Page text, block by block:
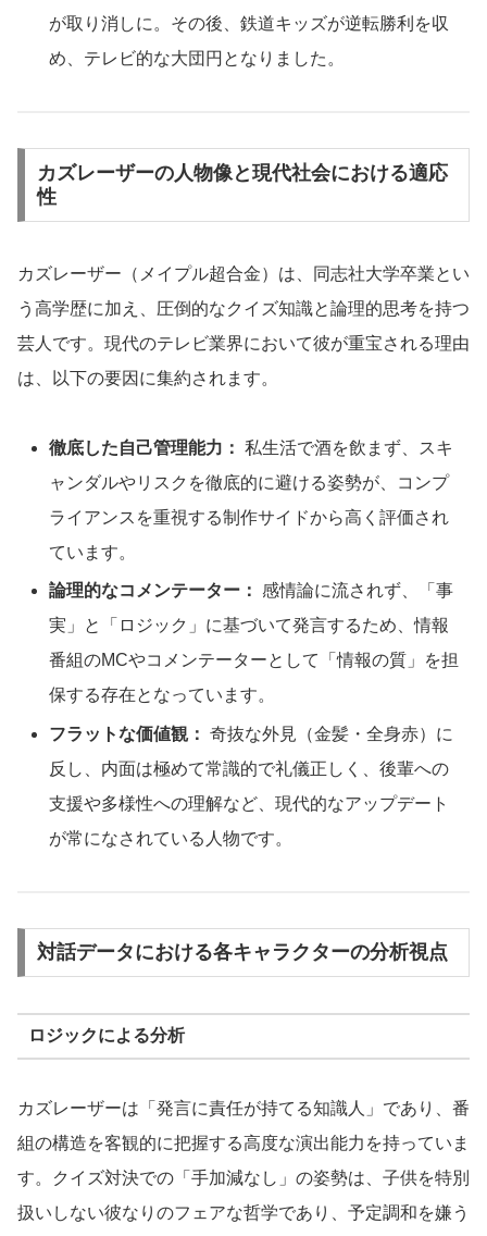
が取り消しに。その後、鉄道キッズが逆転勝利を収
め、テレビ的な大団円となりました。
カズレーザーの人物像と現代社会における適応
性
カズレーザー（メイプル超合金）は、同志社大学卒業とい
う高学歴に加え、圧倒的なクイズ知識と論理的思考を持つ
芸人です。現代のテレビ業界において彼が重宝される理由
は、以下の要因に集約されます。
徹底した自己管理能力： 私生活で酒を飲まず、スキ
ャンダルやリスクを徹底的に避ける姿勢が、コンプ
ライアンスを重視する制作サイドから高く評価され
ています。
論理的なコメンテーター： 感情論に流されず、「事
実」と「ロジック」に基づいて発言するため、情報
番組のMCやコメンテーターとして「情報の質」を担
保する存在となっています。
フラットな価値観： 奇抜な外見（金髪・全身赤）に
反し、内面は極めて常識的で礼儀正しく、後輩への
支援や多様性への理解など、現代的なアップデート
が常になされている人物です。
対話データにおける各キャラクターの分析視点
ロジックによる分析
カズレーザーは「発言に責任が持てる知識人」であり、番
組の構造を客観的に把握する高度な演出能力を持っていま
す。クイズ対決での「手加減なし」の姿勢は、子供を特別
扱いしない彼なりのフェアな哲学であり、予定調和を嫌う